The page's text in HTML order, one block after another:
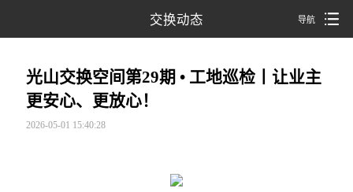
交换动态 导航
光山交换空间第29期 • 工地巡检丨让业主
更安心、更放心！
2026-05-01 15:40:28